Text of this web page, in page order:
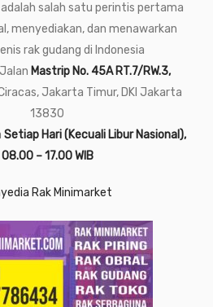
adalah salah satu perintis pertama
menyediakan, dan menawarkan
rak gudang di Indonesia
Mastrip No. 45A RT.7/RW.3,
Jakarta Timur, DKI Jakarta
13830
Setiap Hari (Kecuali Libur Nasional),
08.00 – 17.00 WIB
Rak Minimarket